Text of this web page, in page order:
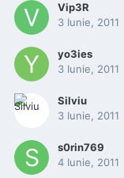
Vip3R
3 Iunie, 2011
yo3ies
3 Iunie, 2011
Silviu
3 Iunie, 2011
s0rin769
4 Iunie, 2011